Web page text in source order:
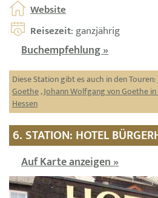
Website
Reisezeit: ganzjährig
Buchempfehlung »
Diese Station gibt es auch in den Touren:
Goethe,Johann Wolfgang von Goethe in
Hessen
6. STATION: HOTEL
Auf Karte anzeigen »